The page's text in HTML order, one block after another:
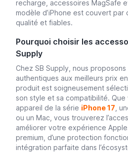
recharge, accessoires MagSafe
modèle d’iPhone est couvert
qualité et fiables.
Pourquoi choisir les
Supply
Chez SB Supply, nous
authentiques aux meilleurs prix
produit est soigneusement
son style et sa compatibilité.
appareil de la série iPhone 17 ,
ou un Mac, vous trouverez
améliorer votre expérience
premium, d’une protection
intégration parfaite dans